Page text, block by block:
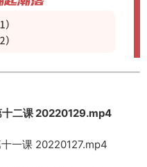
十二课 20220129.mp4
一课 20220127.mp4